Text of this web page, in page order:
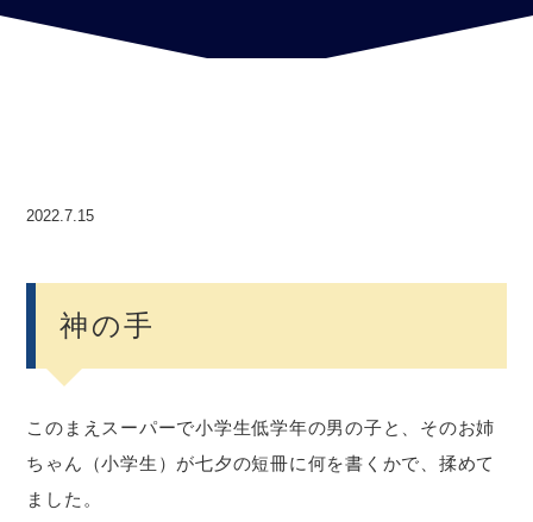
2022.7.15
神の手
このまえスーパーで小学生低学年の男の子と、そのお姉
ちゃん（小学生）が七夕の短冊に何を書くかで、揉めて
ました。